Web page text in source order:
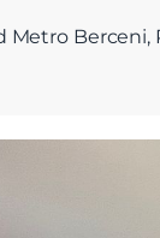
Metro Berceni,